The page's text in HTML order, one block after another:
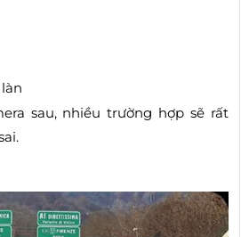
sau, nhiều trường hợp sẽ rất